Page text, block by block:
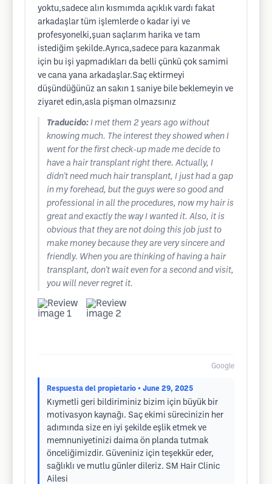
yoktu,sadece alın kısmımda açıklık vardı fakat
arkadaşlar tüm işlemlerde o kadar iyi ve
profesyonelki,şuan saçlarım harika ve tam
istediğim şekilde.Ayrıca,sadece para kazanmak
için bu işi yapmadıkları da belli çünkü çok samimi
ve cana yana arkadaşlar.Saç ektirmeyi
düşündüğünüz an sakın 1 saniye bile beklemeyin ve
ziyaret edin,asla pişman olmazsınız
Traducido: I met them 2 years ago without
knowing much. The interest they showed when I
went for the first check-up made me decide to
have a hair transplant right there. Actually, I
didn't need much hair transplant, I just had a gap
in my forehead, but the guys were so good and
professional in all the procedures, now my hair is
great and exactly the way I wanted it. Also, it is
obvious that they are not doing this job just to
make money because they are very sincere and
friendly. When you are thinking of having a hair
transplant, don't wait even for a second and visit,
you will never regret it.
Google
Respuesta del propietario • June 29, 2025
Kıymetli geri bildiriminiz bizim için büyük bir
motivasyon kaynağı. Saç ekimi sürecinizin her
adımında size en iyi şekilde eşlik etmek ve
memnuniyetinizi daima ön planda tutmak
önceliğimizdir. Güveniniz için teşekkür eder,
sağlıklı ve mutlu günler dileriz. SM Hair Clinic
Ailesi